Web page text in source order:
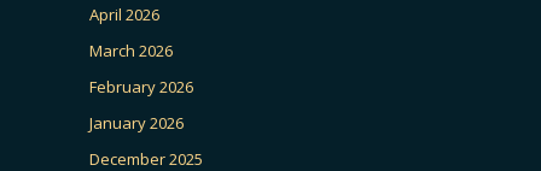
April 2026
March 2026
February 2026
January 2026
December 2025